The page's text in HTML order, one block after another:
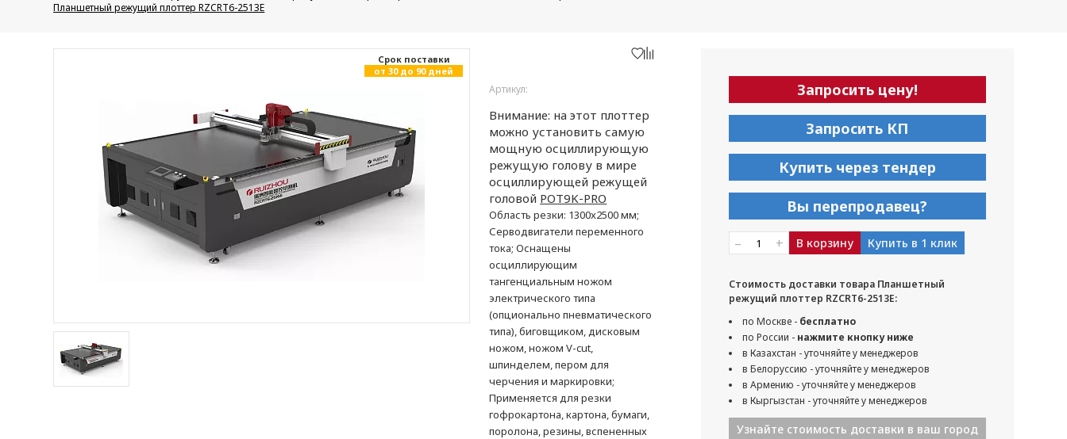
Планшетный режущий плоттер RZCRT6-2513E
Cрок поставки
от 30 до 90 дней
Артикул:
Внимание: на этот плоттер
можно установить самую
мощную осциллирующую
режущую голову в мире
осциллирующей режущей
головой POT9K-PRO
Область резки: 1300x2500 мм;
Серводвигатели переменного
тока; Оснащены
осциллирующим
тангенциальным ножом
электрического типа
(опционально пневматического
типа), биговщиком, дисковым
ножом, ножом V-cut,
шпинделем, пером для
черчения и маркировки;
Применяется для резки
гофрокартона, картона, бумаги,
поролона, резины, вспененных
Запросить цену!
Запросить КП
Купить через тендер
Вы перепродавец?
– + В корзину Купить в 1 клик
Стоимость доставки товара Планшетный
режущий плоттер RZCRT6-2513E:
по Москве - бесплатно
по России - нажмите кнопку ниже
в Казахстан - уточняйте у менеджеров
в Белоруссию - уточняйте у менеджеров
в Армению - уточняйте у менеджеров
в Кыргызстан - уточняйте у менеджеров
Узнайте стоимость доставки в ваш город